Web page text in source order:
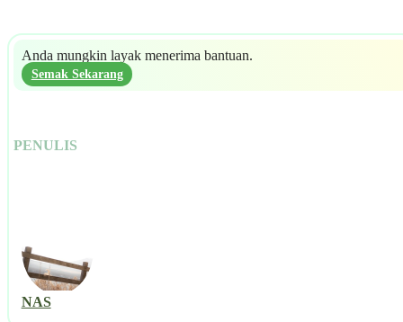
Anda mungkin layak menerima bantuan.
Semak Sekarang
PENULIS
NAS